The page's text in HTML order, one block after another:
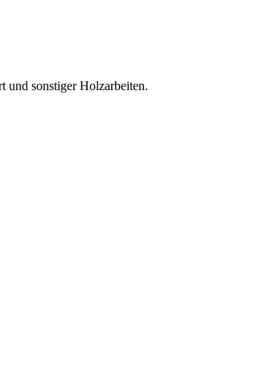
und sonstiger Holzarbeiten.